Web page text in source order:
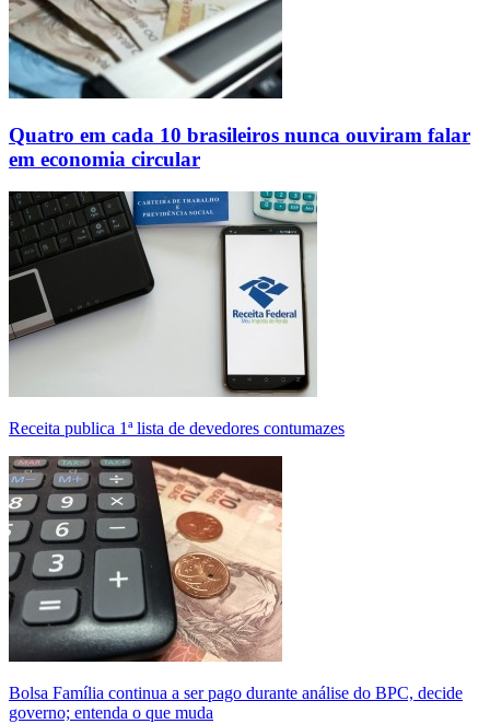
Quatro em cada 10 brasileiros nunca ouviram falar
em economia circular
Receita publica 1ª lista de devedores contumazes
Bolsa Família continua a ser pago durante análise do BPC, decide
governo; entenda o que muda